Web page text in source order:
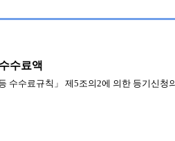
수료액
수수료규칙」 제5조의2에 의한 등기신청